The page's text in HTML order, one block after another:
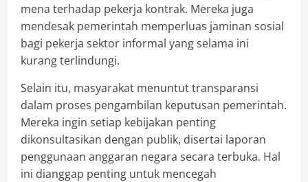
mena terhadap pekerja kontrak. Mereka juga
mendesak pemerintah memperluas jaminan sosial
bagi pekerja sektor informal yang selama ini
kurang terlindungi.
Selain itu, masyarakat menuntut transparansi
dalam proses pengambilan keputusan pemerintah.
Mereka ingin setiap kebijakan penting
dikonsultasikan dengan publik, disertai laporan
penggunaan anggaran negara secara terbuka. Hal
ini dianggap penting untuk mencegah